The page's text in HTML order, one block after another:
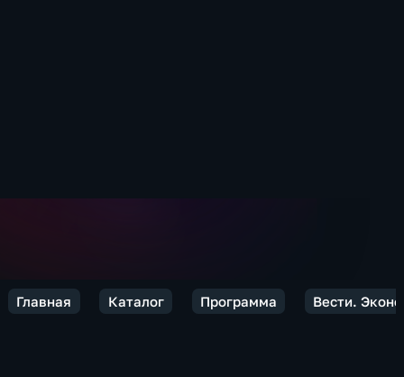
Главная Каталог Программа Вести.